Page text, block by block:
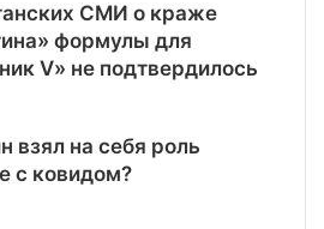
СМИ о краже
формулы для
V» не подтвердилось
взял на себя роль
с ковидом?